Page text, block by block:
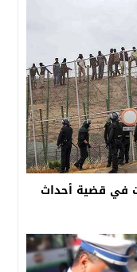
في قضية أحداث